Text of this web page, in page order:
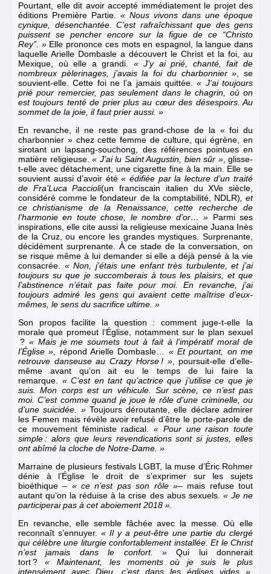
Pourtant, elle dit avoir accepté immédiatement le projet des
éditions Première Partie. « Nous vivons dans une époque
cynique, désenchantée. C’est rafraîchissant que des gens
puissent se pencher encore sur la figue de ce “Christo
Rey”. » Elle prononce ces mots en espagnol, la langue dans
laquelle Arielle Dombasle a découvert le Christ et la foi, au
Mexique, où elle a grandi. « J’y ai prié, chanté, fait de
nombreux pèlerinages, j’avais la foi du charbonnier », se
souvient-elle. Cette foi ne l’a jamais quittée.« J’ai toujours
prié pour remercier, pas seulement dans le chagrin, où on
est toujours tenté de prier plus au cœur des désespoirs. Au
sommet de la joie, il faut prier aussi. »
En revanche, il ne reste pas grand-chose de la « foi du
charbonnier » chez cette femme de culture, qui égrène, en
sirotant un lapsang-souchong, des références pointues en
matière religieuse. « J’ai lu Saint Augustin, bien sûr », glisse-
t-elle avec détachement, une cigarette fine à la main. Elle se
souvient aussi d’avoir été« édifiée par la lecture d’un traité
de Fra’Luca Paccioli(un franciscain italien du XVe siècle,
considéré comme le fondateur de la comptabilité, NDLR), et
ce christianisme de la Renaissance, cette recherche de
l’harmonie en toute chose, le nombre d’or… » Parmi ses
inspirations, elle cite aussi la religieuse mexicaine Juana Inès
de la Cruz, ou encore les grandes mystiques. Surprenante,
décidément surprenante. À ce stade de la conversation, on
se risque même à lui demander si elle a déjà pensé à la vie
consacrée. « Non, j’étais une enfant très turbulente, et j’ai
toujours su que je succomberais à tous les plaisirs, et que
l’abstinence n’était pas faite pour moi. En revanche, j’ai
toujours admiré les gens qui avaient cette maîtrise d’eux-
mêmes, le sens du sacrifice ultime. »
Son propos facilite la question : comment juge-t-elle la
morale que promeut l’Église, notamment sur le plan sexuel
? « Mais je me soumets tout à fait à l’impératif moral de
l’Église », répond Arielle Dombasle… « Et pourtant, on me
retrouve danseuse au Crazy Horse ! », poursuit-elle d’elle-
même avant qu’on ait eu le temps de lui faire la
remarque. « C’est en tant qu’actrice que j’utilise ce que je
suis. Mon corps est un véhicule. Sur scène, ce n’est pas
moi. C’est comme quand je joue le rôle d’une criminelle, ou
d’une suicidée. »Toujours déroutante, elle déclare admirer
les Femen mais révèle avoir refusé d’être le porte-parole de
ce mouvement féministe radical. « Pour une raison toute
simple : alors que leurs revendications sont si justes, elles
ont abîmé la cloche de Notre-Dame. »
Marraine de plusieurs festivals LGBT, la muse d’Éric Rohmer
dénie à l’Église le droit de s’exprimer sur les sujets
bioéthique – « ce n’est pas son rôle »– mais refuse tout
autant qu’on la réduise à la crise des abus sexuels. « Je ne
participerai pas à cet aboiement 2018 ».
En revanche, elle semble fâchée avec la messe. Où elle
reconnaît s’ennuyer. « Il y a peut-être une partie du clergé
qui célèbre une liturgie confortablement installée. Et le Christ
n’est jamais dans le confort. »Qui lui donnerait
tort ? « Maintenant, les moments où je suis le plus
intensément avec Dieu, c’est dans les églises vides »